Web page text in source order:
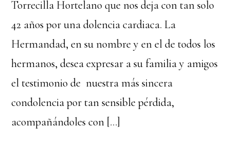
Torrecilla Hortelano que nos deja con tan solo
42 años por una dolencia cardiaca. La
Hermandad, en su nombre y en el de todos los
hermanos, desea expresar a su familia y amigos
el testimonio de nuestra más sincera
condolencia por tan sensible pérdida,
acompañándoles con […]